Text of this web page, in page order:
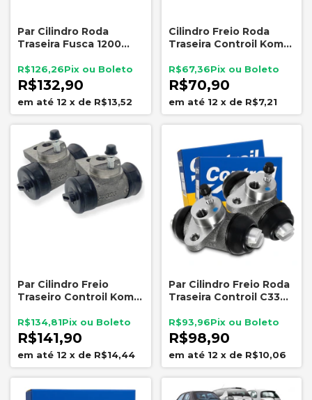
Par Cilindro Roda
Traseira Fusca 1200
C3407
R$132,90
R$126,26
12 x de R$13,52
Cilindro Freio Roda
Traseira Controil Kombi
R$70,90
R$67,36
12 x de R$7,21
Par Cilindro Freio
Traseiro Controil Kombi
R$141,90
R$134,81
12 x de R$14,44
Par Cilindro Freio Roda
Traseira Controil C3366
R$98,90
R$93,96
12 x de R$10,06